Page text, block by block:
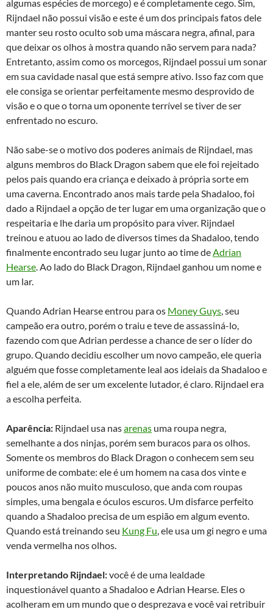
algumas espécies de morcego) e é completamente cego. Sim,
Rijndael não possui visão e este é um dos principais fatos dele
manter seu rosto oculto sob uma máscara negra, afinal, para
que deixar os olhos à mostra quando não servem para nada?
Entretanto, assim como os morcegos, Rijndael possui um sonar
em sua cavidade nasal que está sempre ativo. Isso faz com que
ele consiga se orientar perfeitamente mesmo desprovido de
visão e o que o torna um oponente terrível se tiver de ser
enfrentado no escuro.
Não sabe-se o motivo dos poderes animais de Rijndael, mas
alguns membros do Black Dragon sabem que ele foi rejeitado
pelos pais quando era criança e deixado à própria sorte em
uma caverna. Encontrado anos mais tarde pela Shadaloo, foi
dado a Rijndael a opção de ter lugar em uma organização que o
respeitaria e lhe daria um propósito para viver. Rijndael
treinou e atuou ao lado de diversos times da Shadaloo, tendo
finalmente encontrado seu lugar junto ao time deAdrian
Hearse. Ao lado do Black Dragon, Rijndael ganhou um nome e
um lar.
Quando Adrian Hearse entrou para os Money Guys, seu
campeão era outro, porém o traiu e teve de assassiná-lo,
fazendo com que Adrian perdesse a chance de ser o líder do
grupo. Quando decidiu escolher um novo campeão, ele queria
alguém que fosse completamente leal aos ideiais da Shadaloo e
fiel a ele, além de ser um excelente lutador, é claro. Rijndael era
a escolha perfeita.
Aparência: Rijndael usa nasarenas uma roupa negra,
semelhante a dos ninjas, porém sem buracos para os olhos.
Somente os membros do Black Dragon o conhecem sem seu
uniforme de combate: ele é um homem na casa dos vinte e
poucos anos não muito musculoso, que anda com roupas
simples, uma bengala e óculos escuros. Um disfarce perfeito
quando a Shadaloo precisa de um espião em algum evento.
Quando está treinando seu Kung Fu, ele usa um gi negro e uma
venda vermelha nos olhos.
Interpretando Rijndael:você é de uma lealdade
inquestionável quanto a Shadaloo e Adrian Hearse. Eles o
acolheram em um mundo que o desprezava e você vai retribuir